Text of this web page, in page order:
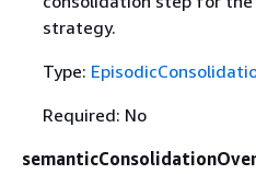
strategy.
Type:
Required: No